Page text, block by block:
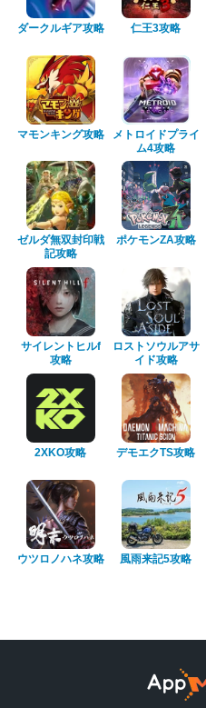
ダークルギア攻略 仁王3攻略
マモンキング攻略
メトロイドプライ
ム4攻略
ゼルダ無双封印戦
記攻略
ポケモンZA攻略
サイレントヒルf
攻略
ロストソウルアサ
イド攻略
2XKO攻略 デモエクTS攻略
ウツロノハネ攻略 風雨来記5攻略